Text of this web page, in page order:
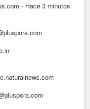
- Hace 3 minutos